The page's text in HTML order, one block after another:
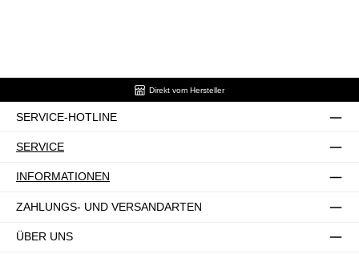
Direkt vom Hersteller
SERVICE-HOTLINE
SERVICE
INFORMATIONEN
ZAHLUNGS- UND VERSANDARTEN
ÜBER UNS